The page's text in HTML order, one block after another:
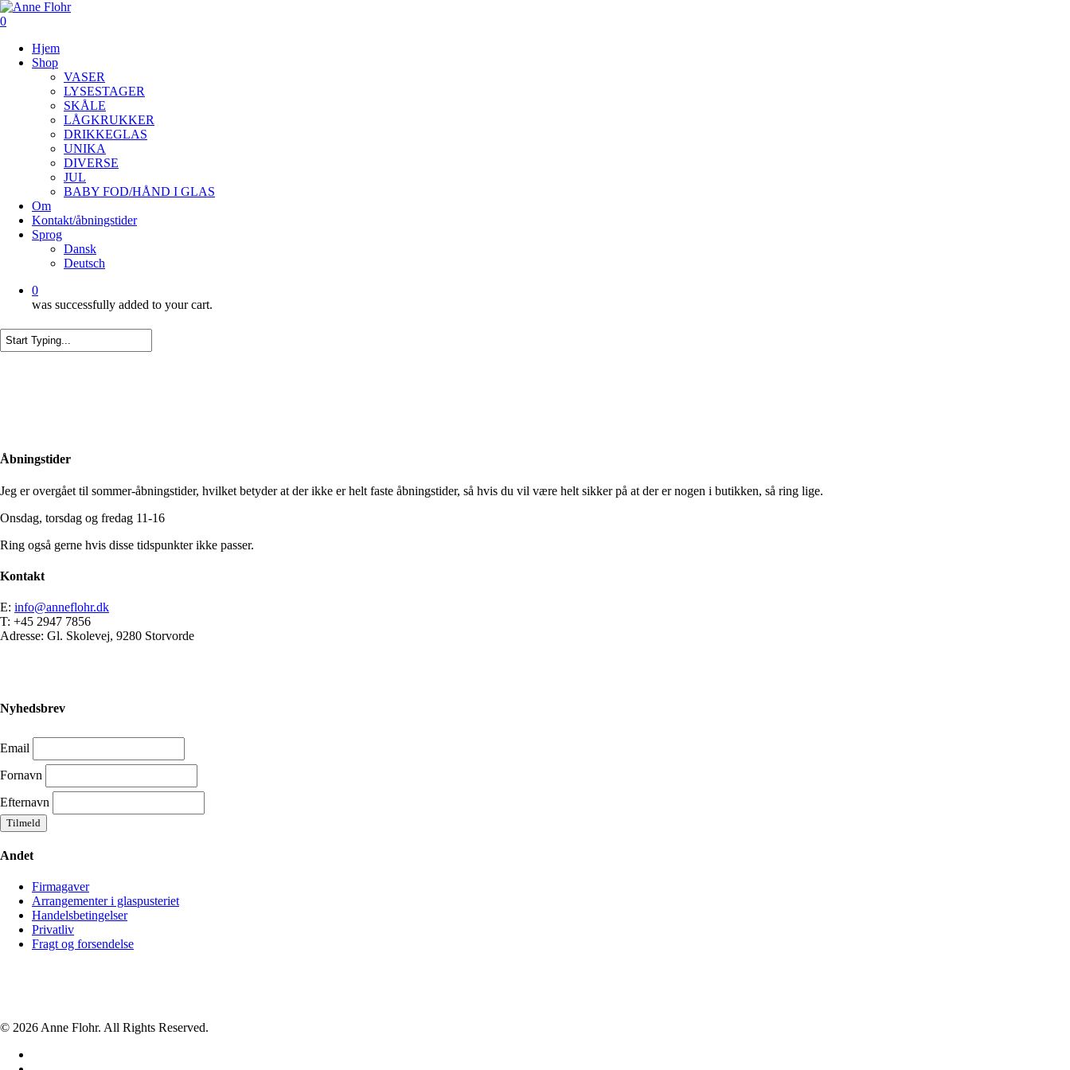
Skip
to
content
0
Hjem
Shop
VASER
LYSESTAGER
SKÅLE
LÅGKRUKKER
DRIKKEGLAS
UNIKA
DIVERSE
JUL
BABY FOD/HÅND I GLAS
Om
Kontakt/åbningstider
Sprog
Dansk
Deutsch
0
was successfully added to your cart.
Åbningstider
Jeg er overgået til sommer-åbningstider, hvilket betyder at der ikke er helt faste åbningstider, så hvis du vil være helt sikker på at der er nogen i butikken, så ring lige.
Onsdag, torsdag og fredag 11-16
Ring også gerne hvis disse tidspunkter ikke passer.
Kontakt
E: info@anneflohr.dk
T: +45 2947 7856
Adresse: Gl. Skolevej, 9280 Storvorde
Nyhedsbrev
Email
Fornavn
Efternavn
Andet
Firmagaver
Arrangementer i glaspusteriet
Handelsbetingelser
Privatliv
Fragt og forsendelse
© 2026 Anne Flohr. All Rights Reserved.